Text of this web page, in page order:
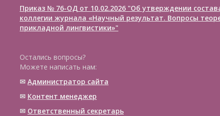
Приказ № 76-ОД от 10.02.2026 "Об утверждении
коллегии журнала «Научный результат. Вопросы
прикладной лингвистики»"
Остались вопросы?
Можете написать нам:
✉ Администратор сайта
✉ Контент менеджер
✉ Ответственный cекретарь